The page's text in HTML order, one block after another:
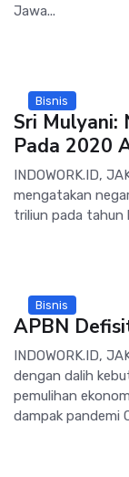
Jawa...
Bisnis
Sri Mulyani:
Pada 2020
INDOWORK.ID,
mengatakan
triliun pada tahun
Bisnis
APBN
INDOWORK.ID,
dengan dalih
pemulihan
dampak pandemi